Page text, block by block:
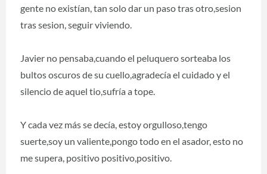
gente no existían, tan solo dar un paso tras otro,sesion
tras sesion, seguir viviendo.
Javier no pensaba,cuando el peluquero sorteaba los
bultos oscuros de su cuello,agradecía el cuidado y el
silencio de aquel tio,sufría a tope.
Y cada vez más se decía, estoy orgulloso,tengo
suerte,soy un valiente,pongo todo en el asador, esto no
me supera, positivo positivo,positivo.